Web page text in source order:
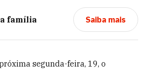
família Saiba mais
segunda-feira, 19, o